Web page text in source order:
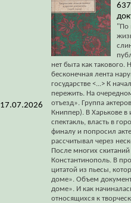
17.07.2026
"По
нет быта как
бесконечная лента
государстве <...> К
пережить. На
отъезд». Группа
Книппер). В Харькове
спектакль, власть в
финалу и попросил
рассчитывал через
После многих скитаний
Константинополь. В
цитатой из пьесы,
доме». Объем
доме». И как
относящихся к